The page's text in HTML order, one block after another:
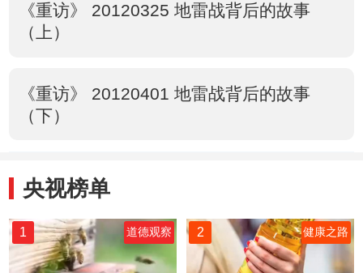
《重访》 20120325 地雷战背后的故事
（上）
《重访》 20120401 地雷战背后的故事
（下）
央视榜单
1 道德观察 2 健康之路